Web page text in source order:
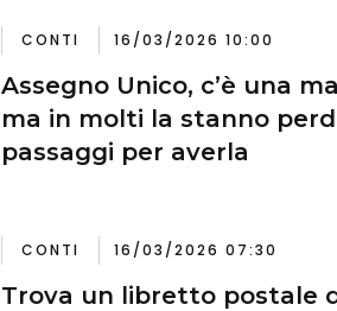
CONTI 16/03/2026 10:00
Assegno Unico, c’è una
ma in molti la stanno
passaggi per averla
CONTI 16/03/2026 07:30
Trova un libretto postale